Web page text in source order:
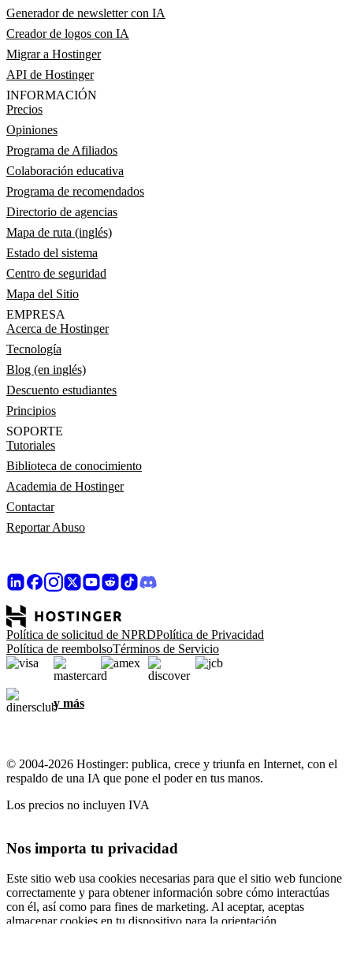
Generador de newsletter con IA
Creador de logos con IA
Migrar a Hostinger
API de Hostinger
INFORMACIÓN
Precios
Opiniones
Programa de Afiliados
Colaboración educativa
Programa de recomendados
Directorio de agencias
Mapa de ruta (inglés)
Estado del sistema
Centro de seguridad
Mapa del Sitio
EMPRESA
Acerca de Hostinger
Tecnología
Blog (en inglés)
Descuento estudiantes
Principios
SOPORTE
Tutoriales
Biblioteca de conocimiento
Academia de Hostinger
Contactar
Reportar Abuso
Política de solicitud de NPRDPolítica de Privacidad
Política de reembolsoTérminos de Servicio
y más
© 2004-2026 Hostinger: publica, crece y triunfa en Internet, con el
respaldo de una IA que pone el poder en tus manos.
Los precios no incluyen IVA
Nos importa tu privacidad
Este sitio web usa cookies necesarias para que el sitio web funcione
correctamente y para obtener información sobre cómo interactúas
con él, así como para fines de marketing. Al aceptar, aceptas
almacenar cookies en tu dispositivo para la orientación,